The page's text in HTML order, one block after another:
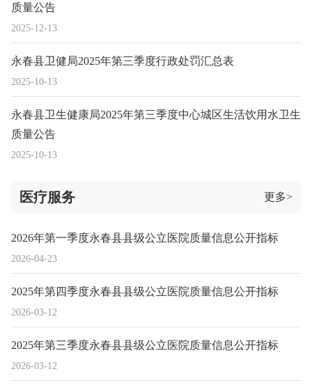
2025-12-13
质量公告
2025-10-13
永春县卫健局2025年第三季度行政处罚汇总表
2025-10-13
永春县卫生健康局2025年第三季度中心城区生活饮用水卫生
质量公告
医疗服务 更多>
2026-04-23
2026年第一季度永春县县级公立医院质量信息公开指标
2026-03-12
2025年第四季度永春县县级公立医院质量信息公开指标
2026-03-12
2025年第三季度永春县县级公立医院质量信息公开指标